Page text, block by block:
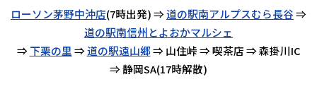
ローソン茅野中沖店(7時出発) ⇒道の駅南アルプスむら長谷⇒
道の駅南信州とよおかマルシェ
⇒下栗の里 ⇒道の駅遠山郷⇒ 山住峠 ⇒ 喫茶店 ⇒ 森掛川IC
⇒ 静岡SA(17時解散)